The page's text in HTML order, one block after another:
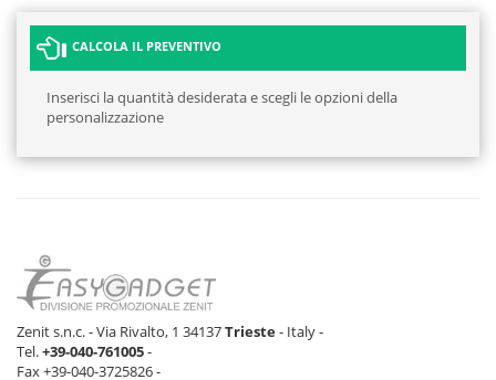
CALCOLA IL PREVENTIVO
Inserisci la quantità desiderata e scegli le opzioni della
personalizzazione
Zenit s.n.c. - Via Rivalto, 1 34137Trieste- Italy -
Tel.+39-040-761005-
Fax +39-040-3725826 -